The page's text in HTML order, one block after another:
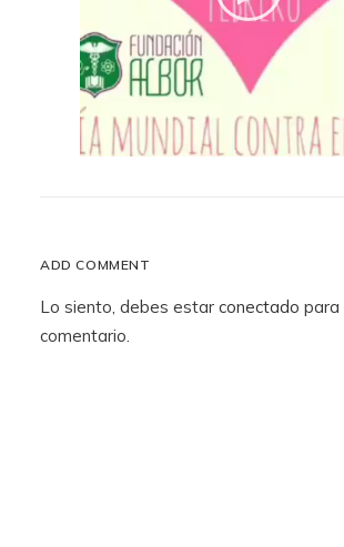
ADD COMMENT
Lo siento, debes estar conectado para
comentario.